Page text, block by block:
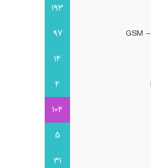
193
97
14
4
104
5
31